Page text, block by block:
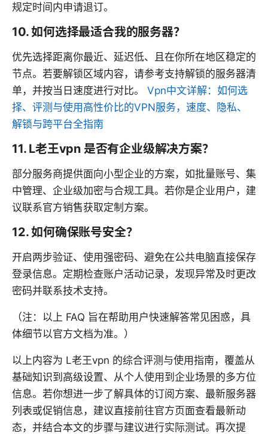
规定时间内申请退订。
10. 如何选择最适合我的服务器？
优先选择距离你最近、延迟低、且在你所在地区稳定的
节点。若要解锁区域内容，请参考支持解锁的服务器清
单，并按当日速度进行对比。 Vpn中文详解：如何选
择、评测与使用高性价比的VPN服务，速度、隐私、
解锁与跨平台全指南
11. L老王vpn 是否有企业级解决方案？
部分服务商提供面向小型企业的方案，如批量账号、集
中管理、企业级加密与合规工具。若你是企业用户，建
议联系官方销售获取定制方案。
12. 如何确保账号安全？
开启两步验证、使用强密码、避免在公共电脑直接保存
登录信息。定期检查账户活动记录，发现异常及时更改
密码并联系技术支持。
（注：以上 FAQ 旨在帮助用户快速解答常见困惑，具
体细节以官方文档为准。）
以上内容为 L老王vpn 的综合评测与使用指南，覆盖从
基础知识到高级设置、从个人使用到企业场景的多方位
信息。若你想进一步了解具体的订阅方案、最新服务器
列表或促销信息，建议直接前往官方页面查看最新动
态，并结合本文的步骤与建议进行实际测试。再次提